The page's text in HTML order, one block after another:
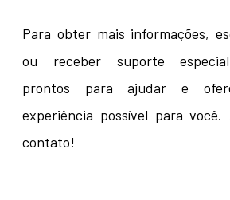
Para obter mais informações,
ou receber suporte
prontos para ajudar e
experiência possível para você.
contato!